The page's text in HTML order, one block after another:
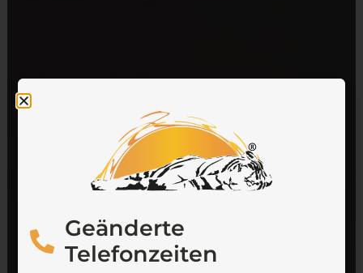
Geänderte
Telefonzeiten